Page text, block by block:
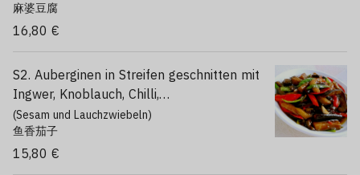
麻婆豆腐
16,80 €
S2. Auberginen in Streifen geschnitten mit
Ingwer, Knoblauch, Chilli,
Schweinehackfleisch, süss Sauer Art
Zubereitet (1,2,3,4,k,j)
(Sesam und Lauchzwiebeln)
鱼香茄子
15,80 €